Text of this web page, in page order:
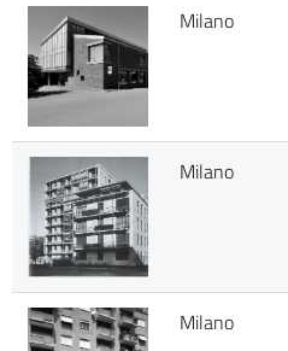
Milano
Milano
Milano